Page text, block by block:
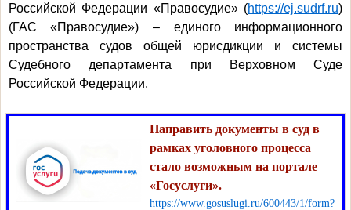
Российской Федерации «Правосудие» (https://ej.sudrf.ru)
(ГАС «Правосудие») – единого информационного
пространства судов общей юрисдикции и системы
Судебного департамента при Верховном Суде
Российской Федерации.
Направить документы в суд в
рамках уголовного процесса
стало возможным на портале
«Госуслуги».
https://www.gosuslugi.ru/600443/1/form?